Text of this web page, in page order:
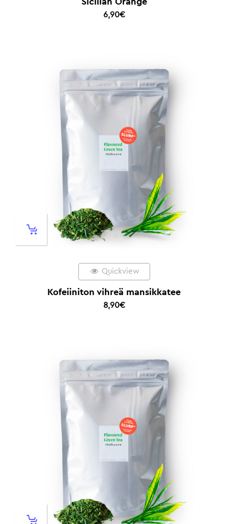
6,90€
Quickview
Kofeiiniton vihreä mansikkatee
8,90€